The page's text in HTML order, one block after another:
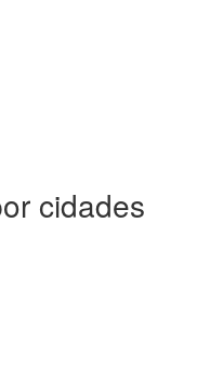
cidades